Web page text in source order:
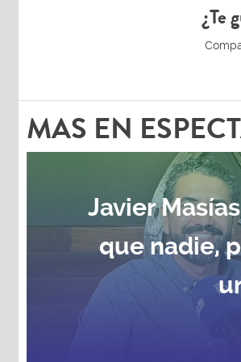
¿Te
MAS EN
Javier
que nadie,